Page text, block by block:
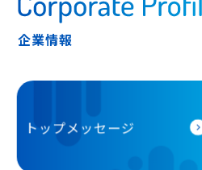
企業情報
トップメッセージ